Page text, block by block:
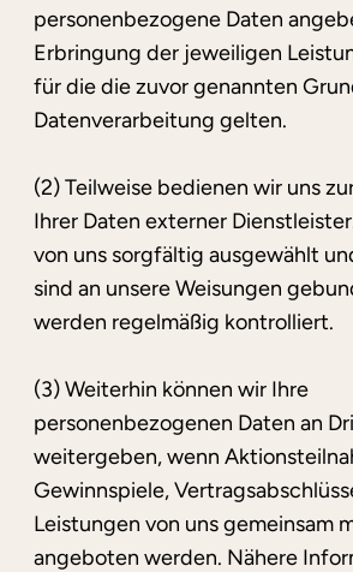
personenbezogene Daten
Erbringung der jeweiligen
für die die zuvor genannten
Datenverarbeitung gelten.
(2) Teilweise bedienen wir uns
Ihrer Daten externer
von uns sorgfältig ausgewählt
sind an unsere Weisungen
werden regelmäßig kontrolliert.
(3) Weiterhin können wir Ihre
personenbezogenen Daten an
weitergeben, wenn
Gewinnspiele,
Leistungen von uns gemeinsam
angeboten werden. Nähere